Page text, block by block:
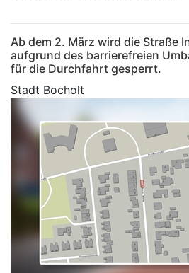
Ab dem 2. März wird die Straße
aufgrund des barrierefreien
für die Durchfahrt gesperrt.
Stadt Bocholt